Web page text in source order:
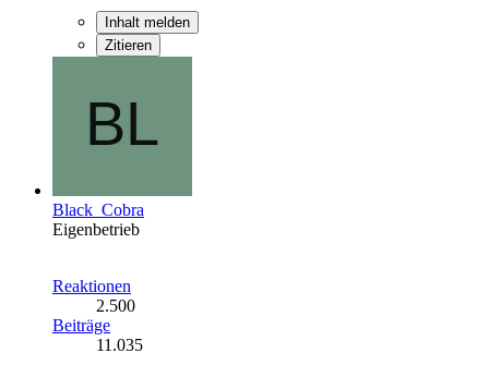
Inhalt melden
Zitieren
Black_Cobra
Eigenbetrieb
Reaktionen
2.500
Beiträge
11.035